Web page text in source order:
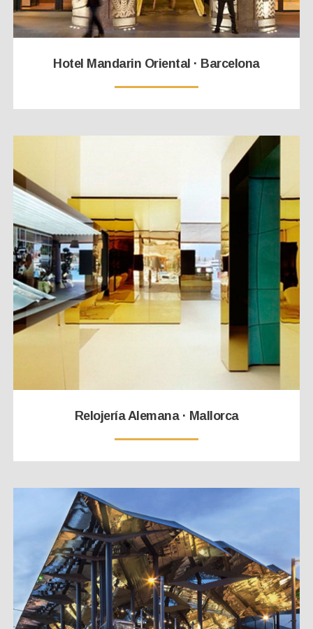
Hotel Mandarin Oriental · Barcelona
Relojería Alemana · Mallorca